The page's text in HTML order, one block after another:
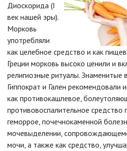
Диоскорида (І
век нашей эры).
Морковь
употребляли
как целебное средство и как
Греции морковь высоко ценили и
религиозные ритуалы. Знаменитые
Гиппократ и Гален рекомендовали
как противокашлевое,
противовоспалительное средство
геморрое, почечнокаменной
мочевыделении,
мочи, а также как средство,